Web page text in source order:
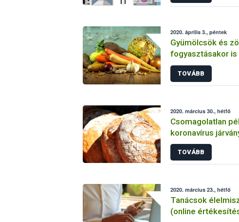
2020. április 3., péntek
Gyümölcsök és
fogyasztásakor
TOVÁBB
2020. március 30., hétfő
Csomagolatlan
koronavírus
TOVÁBB
2020. március 23., hétfő
Tanácsok
(online